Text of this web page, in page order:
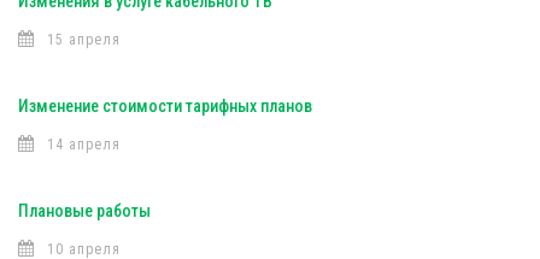
15 апреля
Изменение стоимости тарифных планов
14 апреля
Плановые работы
10 апреля